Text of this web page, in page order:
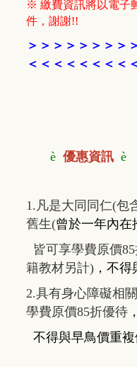
※ 繳費資訊將以電子
件，謝謝!!
＞ ＞ ＞ ＞ ＞ ＞ ＞ ＞
＜＜＜ ＜＜＜ ＜ ＜
è 優惠資訊 è
1.凡是大同同仁(包
舊生(曾於一年內在
皆可享學費原價
籍教材另計) ， 不得
2.具有身心障礙相
學費原價85折優待 ，
不得與早鳥價重